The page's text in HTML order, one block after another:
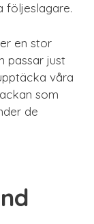
följeslagare.
en stor
passar just
våra
som
de